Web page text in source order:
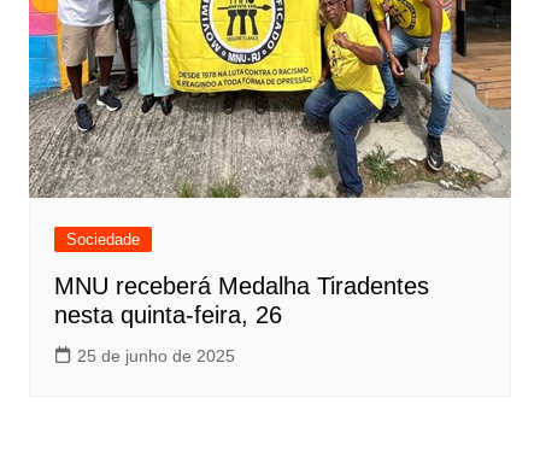
Sociedade
MNU receberá Medalha Tiradentes
nesta quinta-feira, 26
25 de junho de 2025